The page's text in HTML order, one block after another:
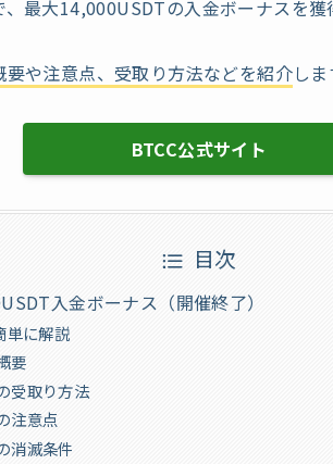
最大14,000USDTの入金ボーナスを獲
や注意点、受取り方法などを紹介しま
BTCC公式サイト
目次
入金ボーナス（開催終了）
単に解説
要
受取り方法
注意点
消滅条件